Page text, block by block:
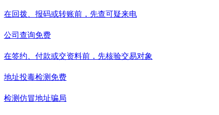
在回拨、报码或转账前，先查可疑来电
公司查询免费
在签约、付款或交资料前，先核验交易对象
地址投毒检测 免费
检测仿冒地址骗局